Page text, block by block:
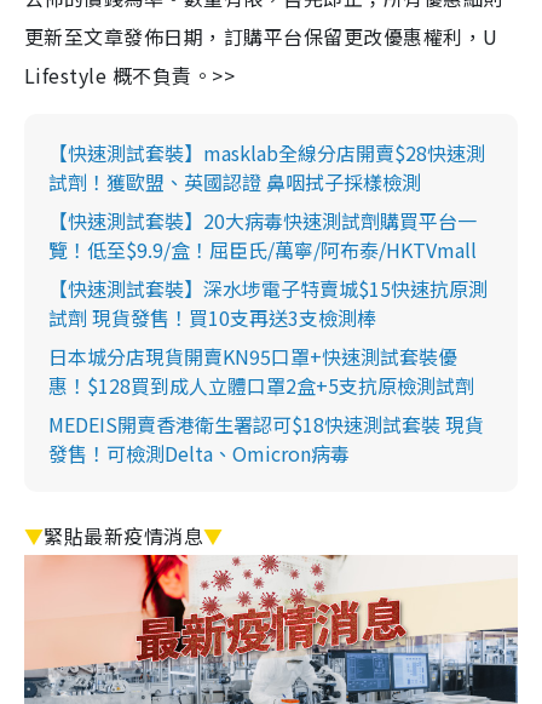
更新至文章發佈日期，訂購平台保留更改優惠權利，U
Lifestyle 概不負責。>>
【快速測試套裝】masklab全線分店開賣$28快速測
試劑！獲歐盟、英國認證 鼻咽拭子採樣檢測
【快速測試套裝】20大病毒快速測試劑購買平台一
覽！低至$9.9/盒！屈臣氏/萬寧/阿布泰/HKTVmall
【快速測試套裝】深水埗電子特賣城$15快速抗原測
試劑 現貨發售！買10支再送3支檢測棒
日本城分店現貨開賣KN95口罩+快速測試套裝優
惠！$128買到成人立體口罩2盒+5支抗原檢測試劑
MEDEIS開賣香港衛生署認可$18快速測試套裝 現貨
發售！可檢測Delta、Omicron病毒
▼緊貼最新疫情消息▼